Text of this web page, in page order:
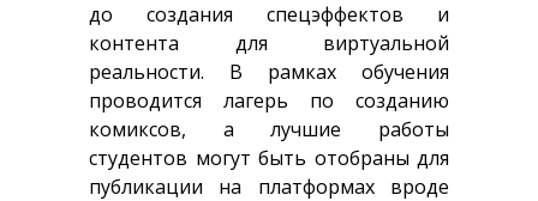
до создания спецэффектов и
контента для виртуальной
реальности. В рамках обучения
проводится лагерь по созданию
комиксов, а лучшие работы
студентов могут быть отобраны для
публикации на платформах вроде